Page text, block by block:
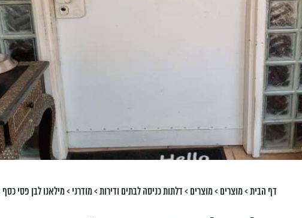
דף הבית>מוצרים >מוצרים >דלתות כניסה לבתים ודירות>מודרני >מילאנו לבן פסי כסף d163